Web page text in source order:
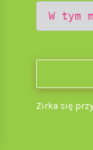
W tym
Zirka się